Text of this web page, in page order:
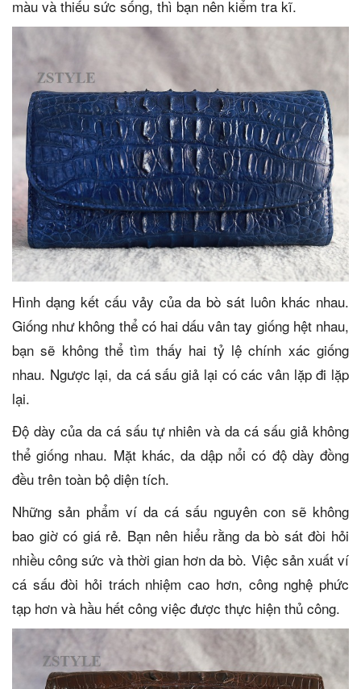
màu và thiếu sức sống, thì bạn nên kiểm tra kĩ.
Hình dạng kết cấu vảy của da bò sát luôn khác nhau.
Giống như không thể có hai dấu vân tay giống hệt nhau,
bạn sẽ không thể tìm thấy hai tỷ lệ chính xác giống
nhau. Ngược lại, da cá sấu giả lại có các vân lặp đi lặp
lại.
Độ dày của da cá sấu tự nhiên và da cá sấu giả không
thể giống nhau. Mặt khác, da dập nổi có độ dày đồng
đều trên toàn bộ diện tích.
Những sản phẩm ví da cá sấu nguyên con sẽ không
bao giờ có giá rẻ. Bạn nên hiểu rằng da bò sát đòi hỏi
nhiều công sức và thời gian hơn da bò. Việc sản xuất ví
cá sấu đòi hỏi trách nhiệm cao hơn, công nghệ phức
tạp hơn và hầu hết công việc được thực hiện thủ công.